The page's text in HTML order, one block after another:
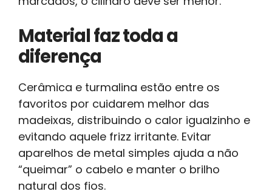
Material faz toda a
diferença
Cerâmica e turmalina estão entre os
favoritos por cuidarem melhor das
madeixas, distribuindo o calor igualzinho e
evitando aquele frizz irritante. Evitar
aparelhos de metal simples ajuda a não
“queimar” o cabelo e manter o brilho
natural dos fios.